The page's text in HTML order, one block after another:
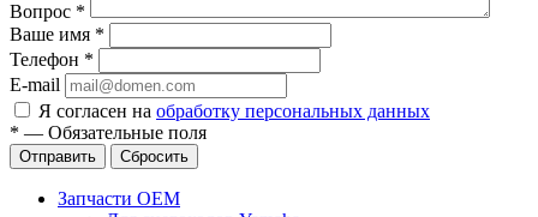
Вопрос *
Ваше имя *
Телефон *
E-mail
Я согласен на обработку персональных данных
* — Обязательные поля
Отправить Сбросить
Запчасти OEM